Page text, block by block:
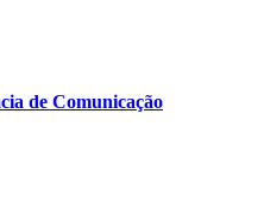
de Comunicação